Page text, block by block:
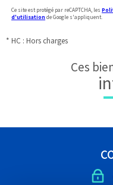
Ce site est protégé par reCAPTCHA, les
d'utilisation de Google s'appliquent.
* HC : Hors charges
Ces